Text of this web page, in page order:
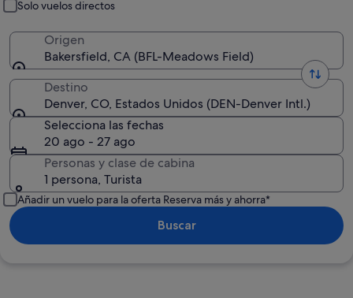
Solo vuelos directos
Origen
Bakersfield, CA (BFL-Meadows Field)
Destino
Denver, CO, Estados Unidos (DEN-Denver Intl.)
Selecciona las fechas
20 ago - 27 ago
Personas y clase de cabina
1 persona, Turista
Añadir un vuelo para la oferta Reserva más y ahorra*
Buscar